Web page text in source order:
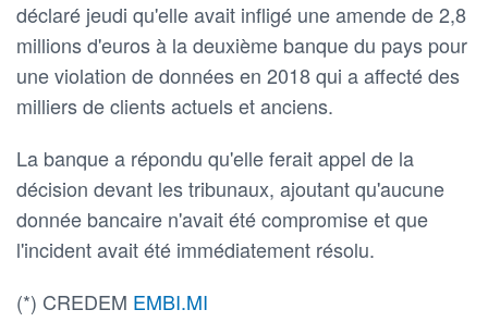
déclaré jeudi qu'elle avait infligé une amende de 2,8
millions d'euros à la deuxième banque du pays pour
une violation de données en 2018 qui a affecté des
milliers de clients actuels et anciens.
La banque a répondu qu'elle ferait appel de la
décision devant les tribunaux, ajoutant qu'aucune
donnée bancaire n'avait été compromise et que
l'incident avait été immédiatement résolu.
(*) CREDEM EMBI.MI